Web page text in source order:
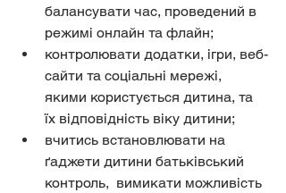
балансувати час, проведений в
режимі онлайн та флайн;
контролювати додатки, ігри, веб-
сайти та соціальні мережі,
якими користується дитина, та
їх відповідність віку дитини;
вчитись встановлювати на
ґаджети дитини батьківський
контроль,  вимикати можливість